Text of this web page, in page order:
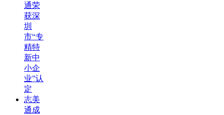
通荣
获深
圳
市“专
精特
新中
小企
业”认
定
志美
通成